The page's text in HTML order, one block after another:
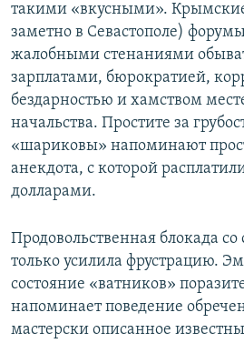
такими «вкусными».
заметно в Севастополе)
жалобными стенаниями
зарплатами, бюрократией,
бездарностью и хамством
начальства. Простите за
«шариковы» напоминают
анекдота, с которой
долларами.
Продовольственная блокада
только усилила фрустрацию.
состояние «ватников»
напоминает поведение
мастерски описанное